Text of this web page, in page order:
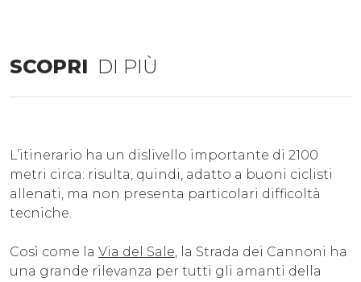
SCOPRI DI PIÙ
L’itinerario ha un dislivello importante di 2100
metri circa: risulta, quindi, adatto a buoni ciclisti
allenati, ma non presenta particolari difficoltà
tecniche.
Così come la Via del Sale, la Strada dei Cannoni ha
una grande rilevanza per tutti gli amanti della